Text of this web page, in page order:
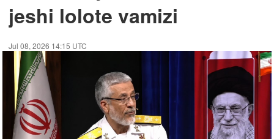
jeshi lolote vamizi
Jul 08, 2026 14:15 UTC